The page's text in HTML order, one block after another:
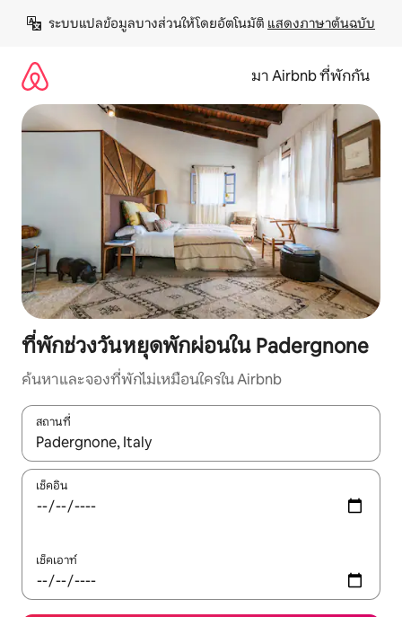
เนื้อหา
ระบบแปลข้อมูลบางส่วนให้โดยอัตโนมัติ แสดงภาษาต้นฉบับ
มา Airbnb ที่พักกัน
ที่พักช่วงวันหยุดพักผ่อนใน Padergnone
ค้นหาและจองที่พักไม่เหมือนใครใน Airbnb
สถานที่
ใช้ลูกศรขึ้นลง หรือใช้การสัมผัสหรือปัด เพื่อสำรวจผลการค้นหา
เช็คอิน
เช็คเอาท์